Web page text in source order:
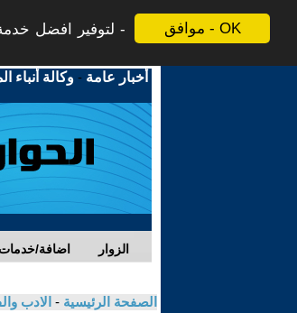
موافق - OK
لتوفير افضل
أخبار عامة -وكالة أنباء
اضافة/خدمات الزوار
الصفحة الرئيسية - الادب